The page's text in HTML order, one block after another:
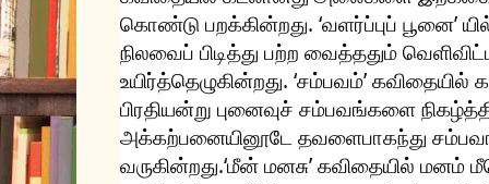
கொண்டு பறக்கின்றது. ‘வளர்ப்புப் பூனை’
நிலவைப் பிடித்து பற்ற வைத்ததும்
உயிர்த்தெழுகின்றது. ‘சம்பவம்’
பிரதியன்று புனைவுச் சம்பவங்களை
அக்கற்பனையினூடே தவளைபாகந்து
வருகின்றது.‘மீன் மனசு’ கவிதையில் மனம்